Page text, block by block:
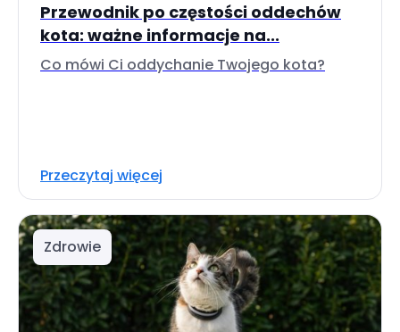
Przewodnik po częstości oddechów
kota: ważne informacje na...
Co mówi Ci oddychanie Twojego kota?
Przeczytaj więcej
Zdrowie